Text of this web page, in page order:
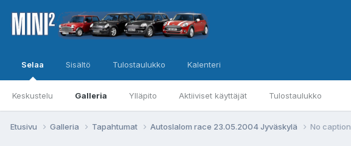
Selaa
Keskustelu Galleria Ylläpito Aktiiviset käyttäjät Tulostaulukko
Sisältö Tulostaulukko Kalenteri
Etusivu Galleria Tapahtumat Autoslalom race 23.05.2004 Jyväskylä No caption